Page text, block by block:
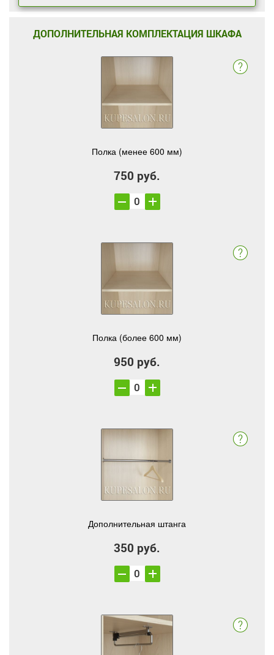
ДОПОЛНИТЕЛЬНАЯ КОМПЛЕКТАЦИЯ ШКАФА
Полка (менее 600 мм)
750 руб.
Полка (более 600 мм)
950 руб.
Дополнительная штанга
350 руб.